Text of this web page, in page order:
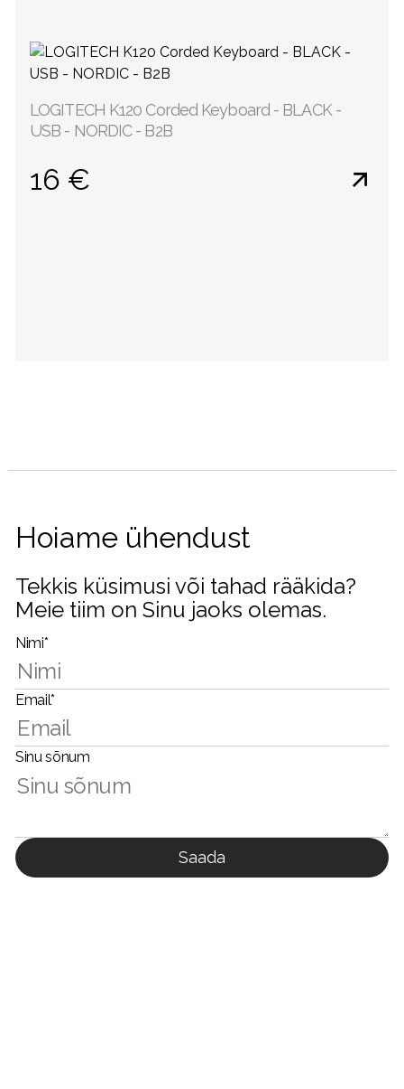
LOGITECH K120 Corded Keyboard - BLACK -
USB - NORDIC - B2B
16 €
Hoiame ühendust
Tekkis küsimusi või tahad rääkida?
Meie tiim on Sinu jaoks olemas.
Nimi*
Email*
Sinu sõnum
Saada